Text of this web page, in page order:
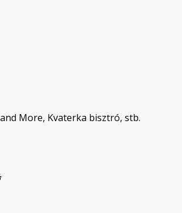
More, Kvaterka bisztró, stb.